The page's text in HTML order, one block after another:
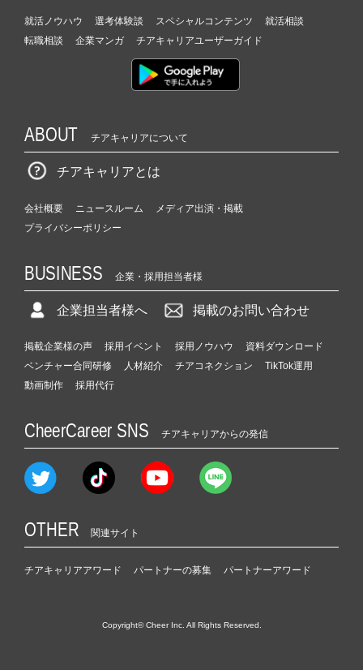
就活ノウハウ 選考体験談 スペシャルコンテンツ
就活相談
転職相談
企業マンガ チアキャリアユーザーガイド
ABOUT チアキャリアについて
チアキャリアとは
会社概要 ニュースルーム
メディア出演・掲載
プライバシーポリシー
BUSINESS 企業・採用担当者様
企業担当者様へ 掲載のお問い合わせ
掲載企業様の声 採用イベント 採用ノウハウ
資料ダウンロード
ベンチャー合同研修
人材紹介 チアコネクション
TikTok運用
動画制作
採用代行
CheerCareer SNS チアキャリアからの発信
OTHER 関連サイト
チアキャリアアワード パートナーの募集 パートナーアワード
Copyright© Cheer Inc. All Rights Reserved.